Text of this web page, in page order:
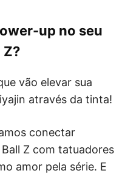
up no seu
Z?
vão elevar sua
através da tinta!
conectar
Z com tatuadores
amor pela série. E